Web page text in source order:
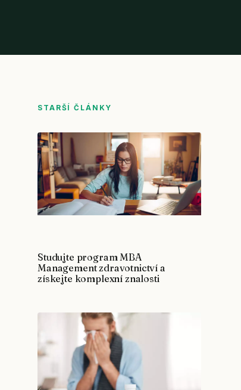
STARŠÍ ČLÁNKY
Studujte program MBA
Management zdravotnictví a
získejte komplexní znalosti